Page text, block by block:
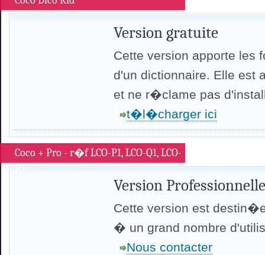
Version gratuite
Cette version apporte les
d'un dictionnaire. Elle est
et ne r�clame pas
t�l�charger ici
Coco + Pro - r�f LCO-P1, LCO-Q1, LCO-
R1
Version
Cette version est
� un grand nombre
Nous contacter